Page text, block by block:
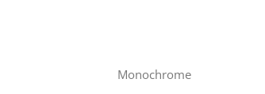
Monochrome